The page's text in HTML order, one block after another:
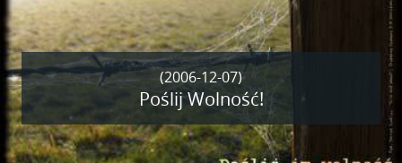
(2006-12-07)
Poślij Wolność!